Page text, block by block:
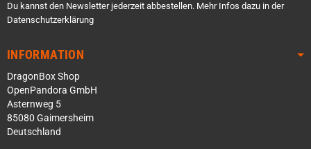
Du kannst den Newsletter jederzeit abbestellen. Mehr Infos dazu in der
Datenschutzerklärung
INFORMATION
DragonBox Shop
OpenPandora GmbH
Asternweg 5
85080 Gaimersheim
Deutschland